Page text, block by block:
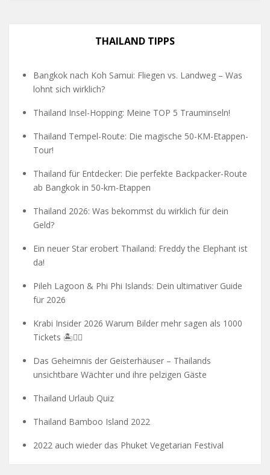
THAILAND TIPPS
Bangkok nach Koh Samui: Fliegen vs. Landweg – Was
lohnt sich wirklich?
Thailand Insel-Hopping: Meine TOP 5 Trauminseln!
Thailand Tempel-Route: Die magische 50-KM-Etappen-
Tour!
Thailand für Entdecker: Die perfekte Backpacker-Route
ab Bangkok in 50-km-Etappen
Thailand 2026: Was bekommst du wirklich für dein
Geld?
Ein neuer Star erobert Thailand: Freddy the Elephant ist
da!
Pileh Lagoon & Phi Phi Islands: Dein ultimativer Guide
für 2026
Krabi Insider 2026 Warum Bilder mehr sagen als 1000
Tickets 🏝️🧗‍♂️
Das Geheimnis der Geisterhäuser – Thailands
unsichtbare Wächter und ihre pelzigen Gäste
Thailand Urlaub Quiz
Thailand Bamboo Island 2022
2022 auch wieder das Phuket Vegetarian Festival